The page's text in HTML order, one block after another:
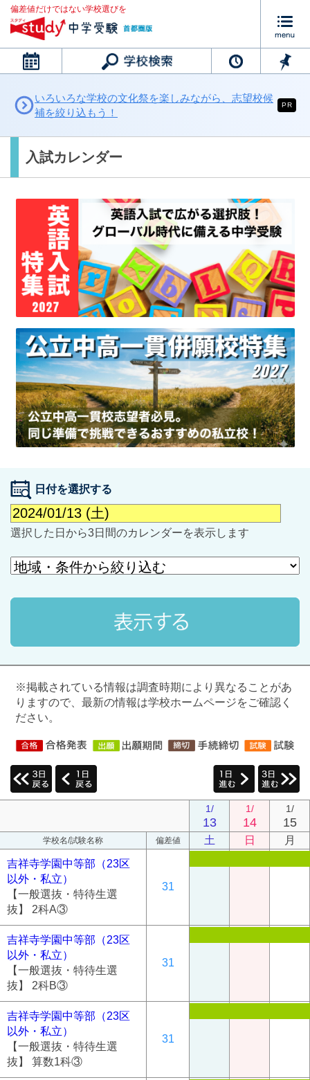
偏差値だけではない学校選びを
カレンダー
最近見た学校
学校閲覧履歴はありません
ブックマークした学校
ブックマークした学校はありません
いろいろな学校の文化祭を楽しみながら、志望校候
補を絞り込もう！
PR
入試カレンダー
日付を選択する
選択した日から3日間のカレンダーを表示します
※掲載されている情報は調査時期により異なることがあ
りますので、最新の情報は学校ホームページをご確認く
ださい。
1/
13
1/
14
1/
15
学校名/試験名称 偏差値 土 日
月
吉祥寺学園中等部（23区
以外・私立）
【一般選抜・特待生選
抜】 2科A③
31
吉祥寺学園中等部（23区
以外・私立）
【一般選抜・特待生選
抜】 2科B③
31
吉祥寺学園中等部（23区
以外・私立）
【一般選抜・特待生選
抜】 算数1科③
31